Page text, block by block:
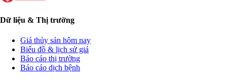
Dữ liệu & Thị trường
Giá thủy sản hôm nay
Biểu đồ & lịch sử giá
Báo cáo thị trường
Báo cáo dịch bệnh